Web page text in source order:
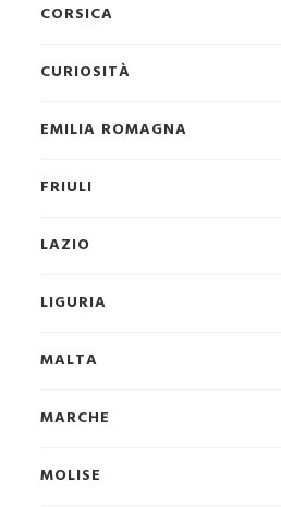
CORSICA
CURIOSITÀ
EMILIA ROMAGNA
FRIULI
LAZIO
LIGURIA
MALTA
MARCHE
MOLISE